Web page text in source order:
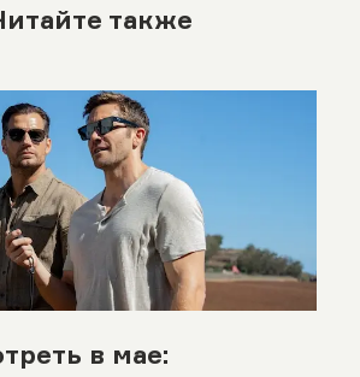
также
в мае: